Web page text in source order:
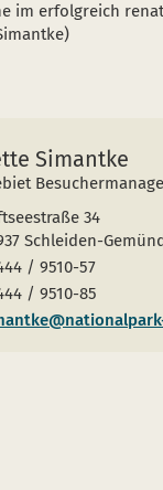
im erfolgreich
Simantke
34
Schleiden-
/ 9510-57
/ 9510-85